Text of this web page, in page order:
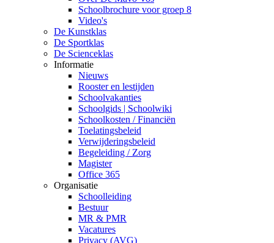
Schoolbrochure voor groep 8
Video's
De Kunstklas
De Sportklas
De Scienceklas
Informatie
Nieuws
Rooster en lestijden
Schoolvakanties
Schoolgids | Schoolwiki
Schoolkosten / Financiën
Toelatingsbeleid
Verwijderingsbeleid
Begeleiding / Zorg
Magister
Office 365
Organisatie
Schoolleiding
Bestuur
MR & PMR
Vacatures
Privacy (AVG)